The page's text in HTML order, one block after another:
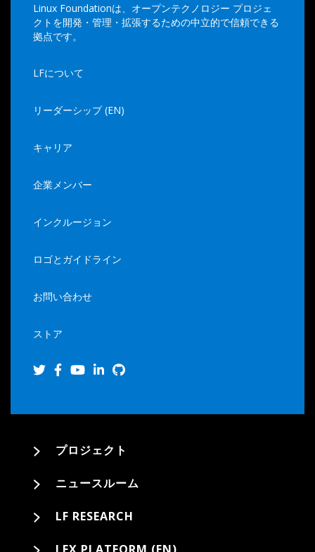
Linux Foundationは、オープンテクノロジー プロジェ
クトを開発・管理・拡張するための中立的で信頼できる
拠点です。
LFについて
リーダーシップ (EN)
キャリア
企業メンバー
インクルージョン
ロゴとガイドライン
お問い合わせ
ストア
プロジェクト
ニュースルーム
LF RESEARCH